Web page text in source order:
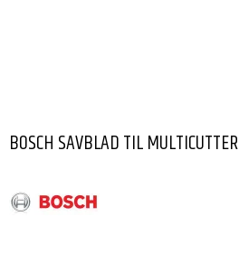
BOSCH SAVBLAD TIL MULTICUTTER